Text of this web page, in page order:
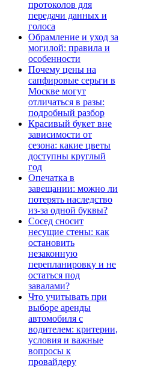
протоколов для
передачи данных и
голоса
Обрамление и уход за
могилой: правила и
особенности
Почему цены на
сапфировые серьги в
Москве могут
отличаться в разы:
подробный разбор
Красивый букет вне
зависимости от
сезона: какие цветы
доступны круглый
год
Опечатка в
завещании: можно ли
потерять наследство
из-за одной буквы?
Сосед сносит
несущие стены: как
остановить
незаконную
перепланировку и не
остаться под
завалами?
Что учитывать при
выборе аренды
автомобиля с
водителем: критерии,
условия и важные
вопросы к
провайдеру